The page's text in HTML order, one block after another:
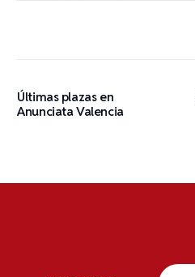
Últimas plazas en
Anunciata Valencia